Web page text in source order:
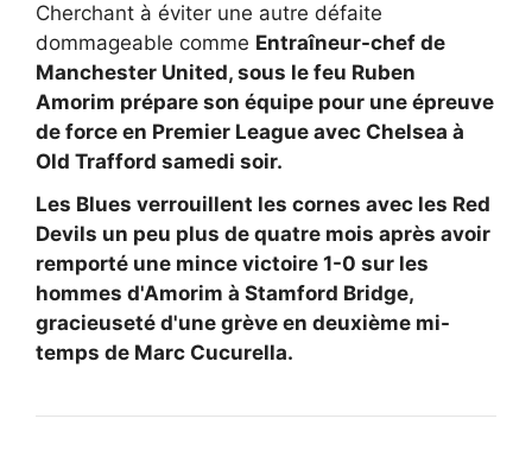
Cherchant à éviter une autre défaite
dommageable comme Entraîneur-chef de
Manchester United, sous le feu Ruben
Amorim prépare son équipe pour une épreuve
de force en Premier League avec Chelsea à
Old Trafford samedi soir.
Les Blues verrouillent les cornes avec les Red
Devils un peu plus de quatre mois après avoir
remporté une mince victoire 1-0 sur les
hommes d'Amorim à Stamford Bridge,
gracieuseté d'une grève en deuxième mi-
temps de Marc Cucurella.